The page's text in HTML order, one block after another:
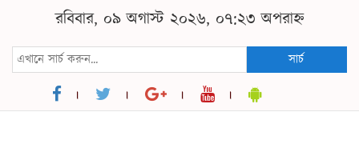
রবিবার, ০৯ অগাস্ট ২০২৬, ০৭:২৩ অপরাহ্ন
সার্চ